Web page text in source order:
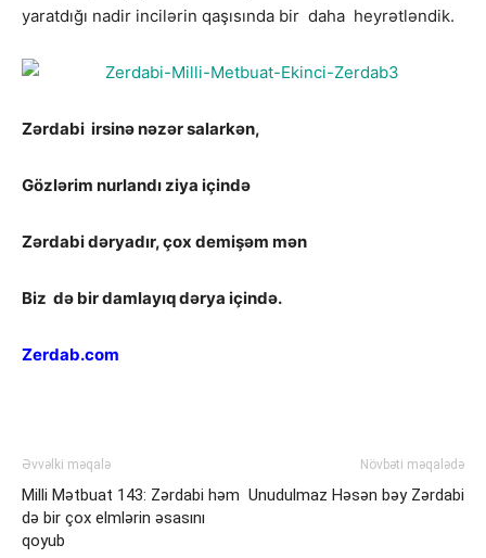
yaratdığı nadir incilərin qaşısında bir daha heyrətləndik.
Zərdabi irsinə nəzər salarkən,
Gözlərim nurlandı ziya içində
Zərdabi dəryadır, çox demişəm mən
Biz də bir damlayıq dərya içində.
Zerdab.com
Əvvəlki məqalə
Milli Mətbuat 143: Zərdabi həm
də bir çox elmlərin əsasını
qoyub
Növbəti məqalədə
Unudulmaz Həsən bəy Zərdabi